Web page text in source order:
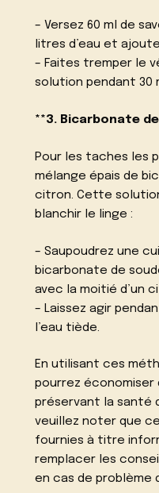
– Versez 60 ml de
litres d’eau et
– Faites tremper le
solution pendant 30
**3. Bicarbonate
Pour les taches les
mélange épais de
citron. Cette
blanchir le linge :
– Saupoudrez une
bicarbonate de
avec la moitié d’un
– Laissez agir
l’eau tiède.
En utilisant ces
pourrez économiser
préservant la santé
veuillez noter que
fournies à titre
remplacer les
en cas de problème